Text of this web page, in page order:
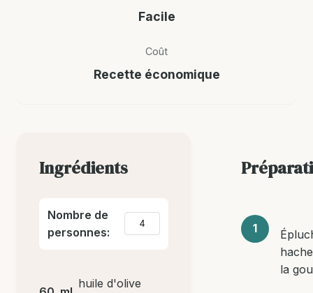
Facile
Coût
Recette économique
Ingrédients
Nombre de
personnes:
huile d'olive
la